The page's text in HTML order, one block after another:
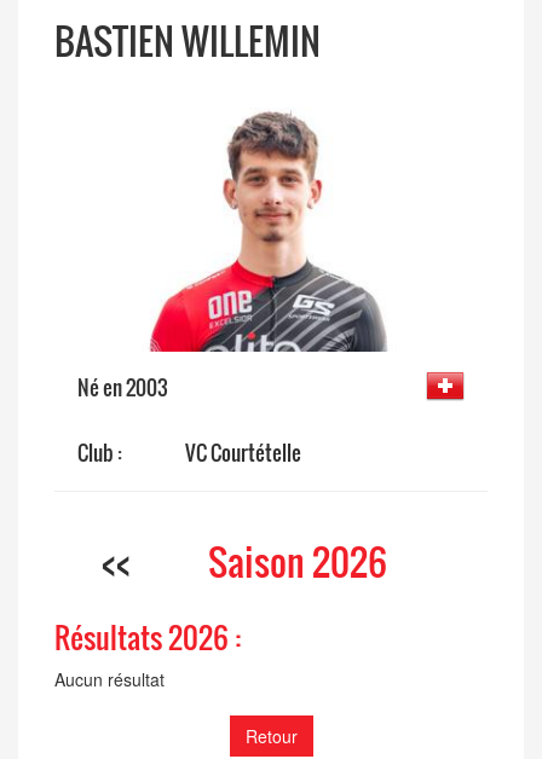
BASTIEN WILLEMIN
Né en 2003
Club : VC Courtételle
<< Saison 2026
Résultats 2026 :
Aucun résultat
Retour